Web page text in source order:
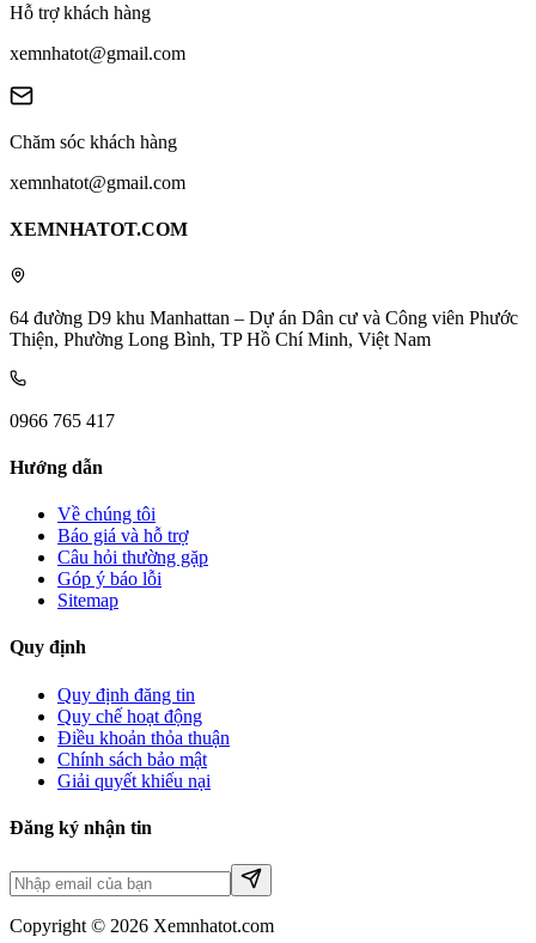
Hỗ trợ khách hàng
xemnhatot@gmail.com
Chăm sóc khách hàng
xemnhatot@gmail.com
XEMNHATOT.COM
64 đường D9 khu Manhattan – Dự án Dân cư và Công viên Phước
Thiện, Phường Long Bình, TP Hồ Chí Minh, Việt Nam
0966 765 417
Hướng dẫn
Về chúng tôi
Báo giá và hỗ trợ
Câu hỏi thường gặp
Góp ý báo lỗi
Sitemap
Quy định
Quy định đăng tin
Quy chế hoạt động
Điều khoản thỏa thuận
Chính sách bảo mật
Giải quyết khiếu nại
Đăng ký nhận tin
Copyright © 2026 Xemnhatot.com